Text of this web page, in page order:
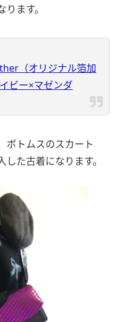
ます。
（オリジナル箔加
ビー×マゼンダ
ボトムスのスカート
した古着になります。